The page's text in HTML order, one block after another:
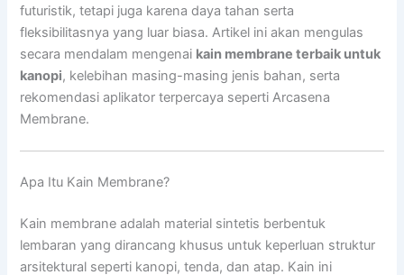
futuristik, tetapi juga karena daya tahan serta
fleksibilitasnya yang luar biasa. Artikel ini akan mengulas
secara mendalam mengenai kain membrane terbaik untuk
kanopi, kelebihan masing-masing jenis bahan, serta
rekomendasi aplikator terpercaya seperti Arcasena
Membrane.
Apa Itu Kain Membrane?
Kain membrane adalah material sintetis berbentuk
lembaran yang dirancang khusus untuk keperluan struktur
arsitektural seperti kanopi, tenda, dan atap. Kain ini